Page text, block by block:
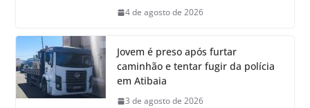
4 de agosto de 2026
Jovem é preso após furtar
caminhão e tentar fugir da polícia
em Atibaia
3 de agosto de 2026